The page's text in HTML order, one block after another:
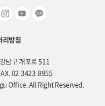
리방침
남구 개포로 511
02-3423-8955
Office. All Right Reserved.